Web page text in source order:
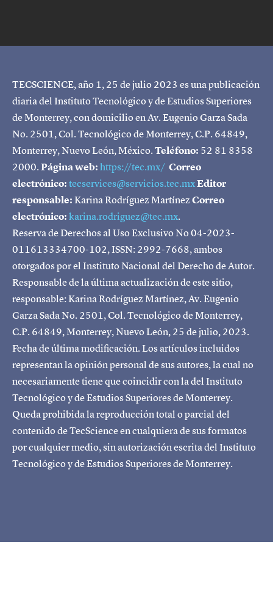
TECSCIENCE, año 1, 25 de julio 2023 es una publicación
diaria del Instituto Tecnológico y de Estudios Superiores
de Monterrey, con domicilio en Av. Eugenio Garza Sada
No. 2501, Col. Tecnológico de Monterrey, C.P. 64849,
Monterrey, Nuevo León, México.Teléfono: 52 81 8358
2000.Página web:https://tec.mx/ Correo
electrónico:tecservices@servicios.tec.mxEditor
responsable:Karina Rodríguez MartínezCorreo
electrónico:karina.rodriguez@tec.mx.
Reserva de Derechos al Uso Exclusivo No 04-2023-
011613334700-102, ISSN: 2992-7668, ambos
otorgados por el Instituto Nacional del Derecho de Autor.
Responsable de la última actualización de este sitio,
responsable: Karina Rodríguez Martínez, Av. Eugenio
Garza Sada No. 2501, Col. Tecnológico de Monterrey,
C.P. 64849, Monterrey, Nuevo León, 25 de julio, 2023.
Fecha de última modificación. Los artículos incluidos
representan la opinión personal de sus autores, la cual no
necesariamente tiene que coincidir con la del Instituto
Tecnológico y de Estudios Superiores de Monterrey.
Queda prohibida la reproducción total o parcial del
contenido de TecScience en cualquiera de sus formatos
por cualquier medio, sin autorización escrita del Instituto
Tecnológico y de Estudios Superiores de Monterrey.